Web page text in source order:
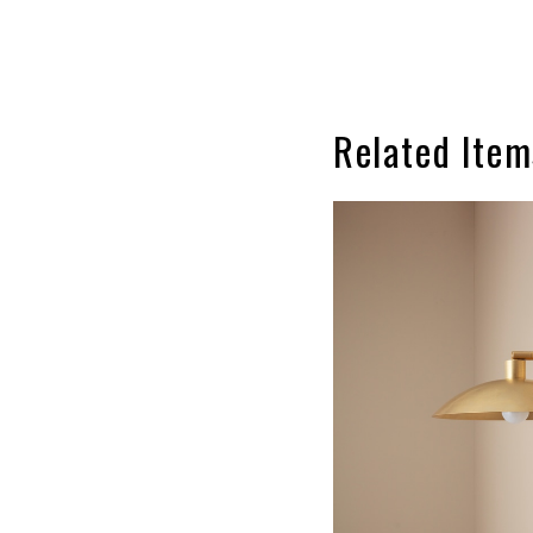
Related